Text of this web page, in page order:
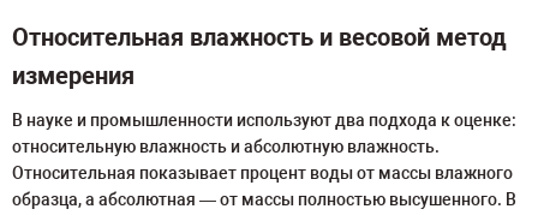
Относительная влажность и весовой метод
измерения
В науке и промышленности используют два подхода к оценке:
относительную влажность и абсолютную влажность.
Относительная показывает процент воды от массы влажного
образца, а абсолютная — от массы полностью высушенного. В